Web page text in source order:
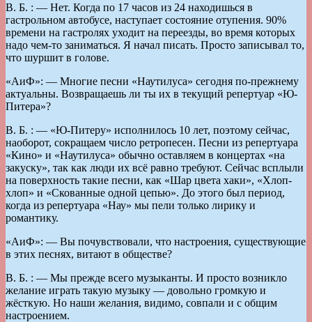
В. Б. : — Нет. Когда по 17 часов из 24 находишься в
гастрольном автобусе, наступает состояние отупения. 90%
времени на гастролях уходит на переезды, во время которых
надо чем-то заниматься. Я начал писать. Просто записывал то,
что шуршит в голове.
«АиФ»: — Многие песни «Наутилуса» сегодня по-прежнему
актуальны. Возвращаешь ли ты их в текущий репертуар «Ю-
Питера»?
В. Б. : — «Ю-Питеру» исполнилось 10 лет, поэтому сейчас,
наоборот, сокращаем число ретропесен. Песни из репертуара
«Кино» и «Наутилуса» обычно оставляем в концертах «на
закуску», так как люди их всё равно требуют. Сейчас всплыли
на поверхность такие песни, как «Шар цвета хаки», «Хлоп-
хлоп» и «Скованные одной цепью». До этого был период,
когда из репертуара «Нау» мы пели только лирику и
романтику.
«АиФ»: — Вы почувствовали, что настроения, существующие
в этих песнях, витают в обществе?
В. Б. : — Мы прежде всего музыканты. И просто возникло
желание играть такую музыку — довольно громкую и
жёсткую. Но наши желания, видимо, совпали и с общим
настроением.